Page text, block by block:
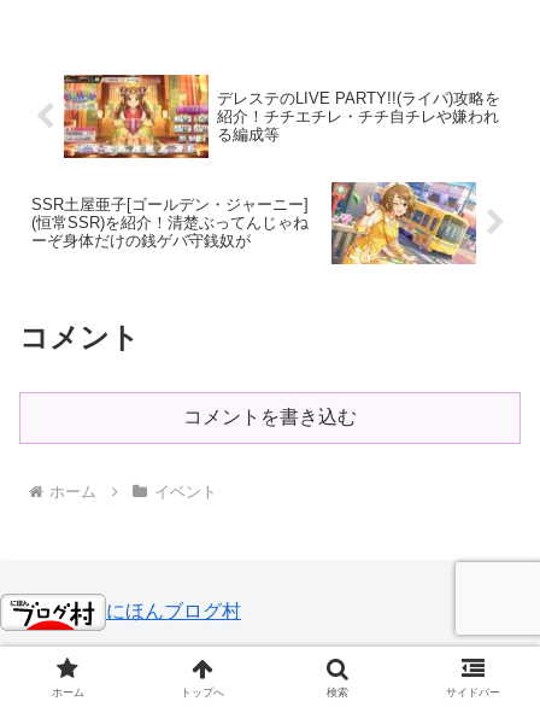
デレステのLIVE PARTY!!(ライパ)攻略を
紹介！チチエチレ・チチ自チレや嫌われ
る編成等
SSR土屋亜子[ゴールデン・ジャーニー]
(恒常SSR)を紹介！清楚ぶってんじゃね
ーぞ身体だけの銭ゲバ守銭奴が
コメント
コメントを書き込む
ホーム イベント
にほんブログ村
ホーム トップへ 検索 サイドバー